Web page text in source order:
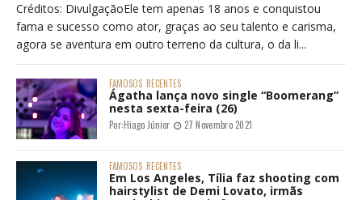
Créditos: DivulgaçãoEle tem apenas 18 anos e conquistou
fama e sucesso como ator, graças ao seu talento e carisma,
agora se aventura em outro terreno da cultura, o da li...
FAMOSOS RECENTES
Ágatha lança novo single “Boomerang”
nesta sexta-feira (26)
Por:Hiago Júnior 27 Novembro 2021
FAMOSOS RECENTES
Em Los Angeles, Tília faz shooting com
hairstylist de Demi Lovato, irmãs